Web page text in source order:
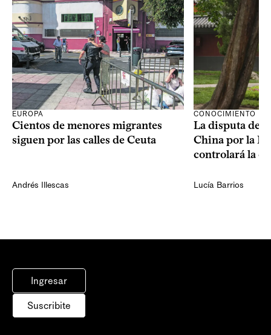
EUROPA
Cientos de menores migrantes
siguen por las calles de Ceuta
Andrés Illescas
CONOCIMIENTO
La disputa de
China por la
controlará la
Lucía Barrios
Ingresar
Suscribite